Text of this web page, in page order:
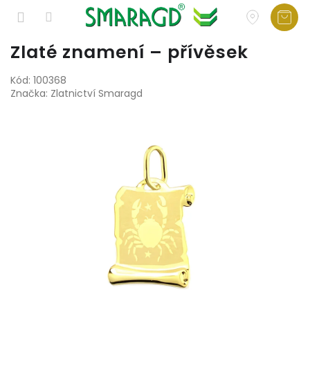
Přejít
na
obsah
Zlaté znamení – přívěsek
Kód: 100368
Značka: Zlatnictví Smaragd